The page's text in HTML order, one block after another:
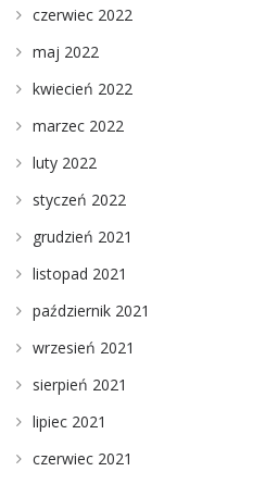
czerwiec 2022
maj 2022
kwiecień 2022
marzec 2022
luty 2022
styczeń 2022
grudzień 2021
listopad 2021
październik 2021
wrzesień 2021
sierpień 2021
lipiec 2021
czerwiec 2021